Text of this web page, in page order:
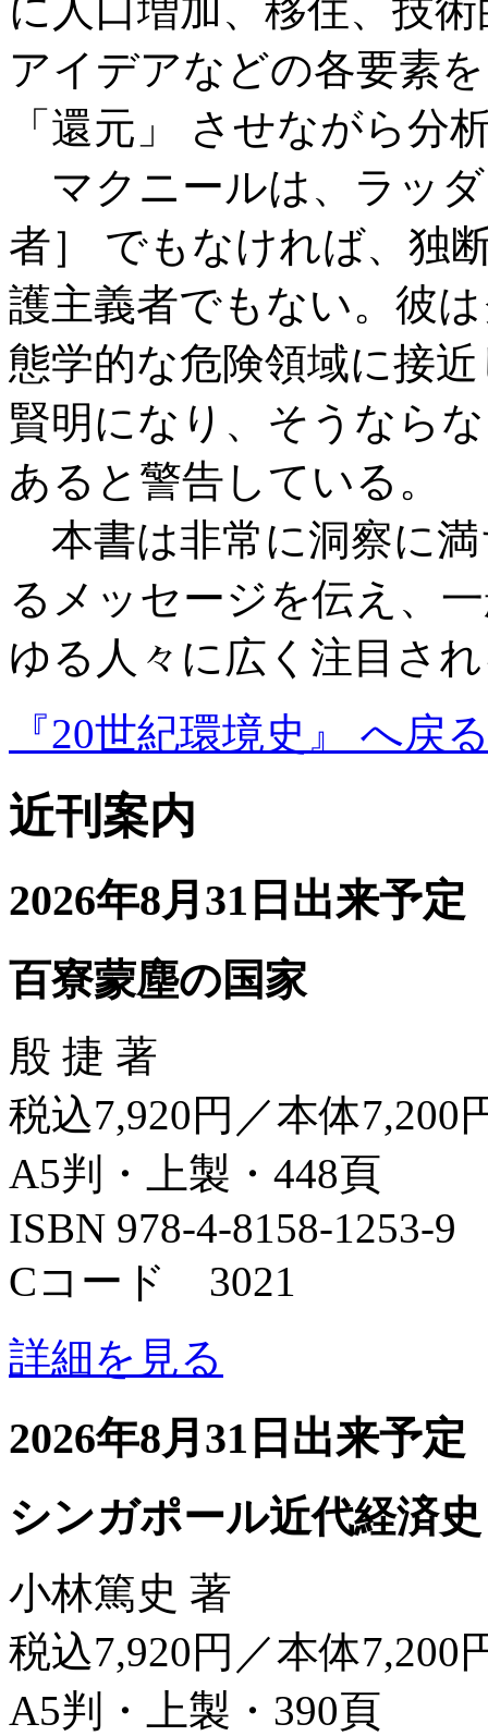
に人口増加、移住、技
アイデアなどの各要素
「還元」 させながら分
マクニールは、ラッ
者］ でもなければ、独
護主義者でもない。彼
態学的な危険領域に接
賢明になり、そうなら
あると警告している。
本書は非常に洞察に
るメッセージを伝え、
ゆる人々に広く注目さ
『20世紀環境史』 へ戻
近刊案内
2026年8月31日出来予定
百寮蒙塵の国家
殷 捷 著
税込7,920円／本体7,200
A5判・上製・448頁
ISBN 978-4-8158-1253-9
Cコード 3021
詳細を見る
2026年8月31日出来予定
シンガポール近代経済史
小林篤史 著
税込7,920円／本体7,200
A5判・上製・390頁